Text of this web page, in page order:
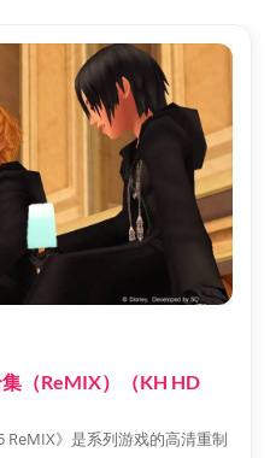
（ReMIX）（KH HD
ReMIX》是系列游戏的高清重制